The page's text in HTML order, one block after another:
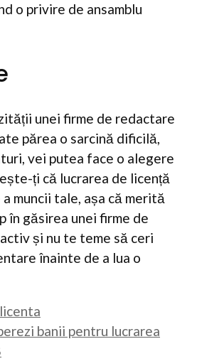
o privire de ansamblu
unei firme de redactare
părea o sarcină dificilă,
vei putea face o alegere
ți că lucrarea de licență
muncii tale, așa că merită
în găsirea unei firme de
și nu te teme să ceri
înainte de a lua o
banii pentru lucrarea